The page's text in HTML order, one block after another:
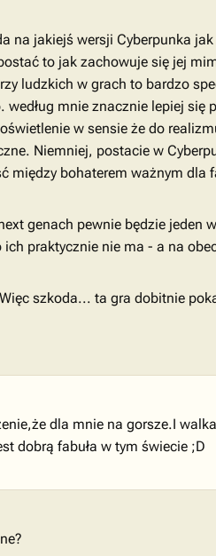
na jakiejś wersji Cyberpunka
to jak zachowuje się jej
ludzkich w grach to bardzo
mnie znacznie lepiej się
w sensie że do
Niemniej, postacie w
między bohaterem ważnym dla
genach pewnie będzie jeden
praktycznie nie ma - a na
szkoda... ta gra dobitnie
dla mnie na gorsze.I
dobrą fabuła w tym świecie ;D